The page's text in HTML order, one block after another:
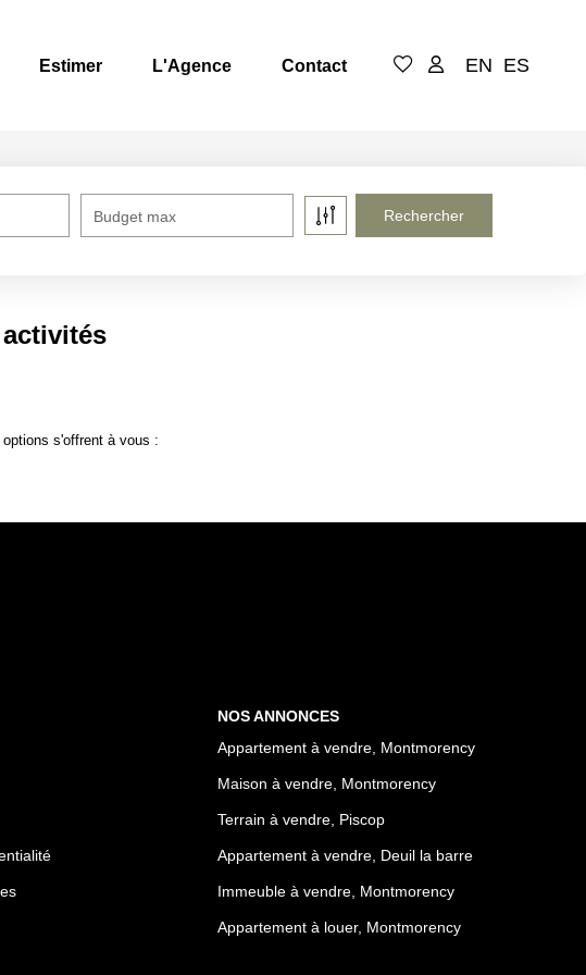
Estimer L'Agence Contact EN ES
Budget max
s'offrent à vous :
NOS ANNONCES
Appartement à vendre, Montmorency
Maison à vendre, Montmorency
Terrain à vendre, Piscop
Appartement à vendre, Deuil la barre
Immeuble à vendre, Montmorency
Appartement à louer, Montmorency